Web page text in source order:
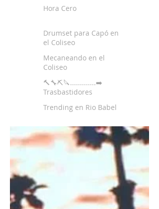
Hora Cero
Drumset para Capó en
el Coliseo
Mecaneando en el
Coliseo
🔨🔧⛏🔪.............➡️
Trasbastidores
Trending en Rio Babel